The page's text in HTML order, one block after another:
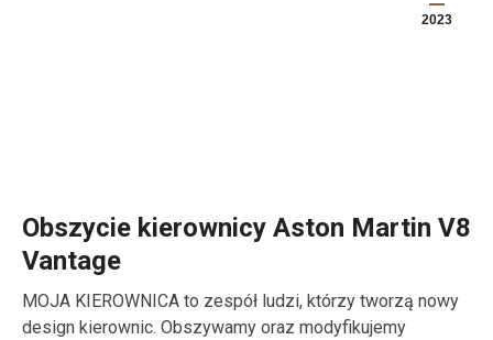
2023
Obszycie kierownicy Aston Martin V8
Vantage
MOJA KIEROWNICA to zespół ludzi, którzy tworzą nowy
design kierownic. Obszywamy oraz modyfikujemy